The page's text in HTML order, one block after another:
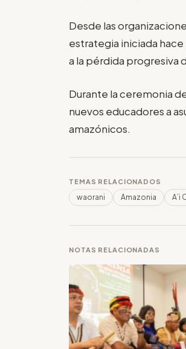
Desde las
estrategia iniciada
a la pérdida progresiva
Durante la ceremonia
nuevos educadores a
amazónicos.
TEMAS RELACIONADOS
waorani Amazonia A’i
NOTAS RELACIONADAS